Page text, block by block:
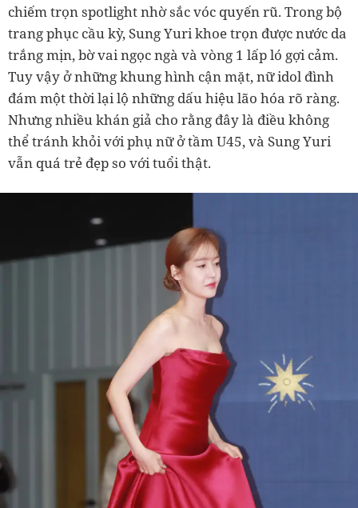
chiếm trọn spotlight nhờ sắc vóc quyến rũ. Trong bộ
trang phục cầu kỳ, Sung Yuri khoe trọn được nước da
trắng mịn, bờ vai ngọc ngà và vòng 1 lấp ló gợi cảm.
Tuy vậy ở những khung hình cận mặt, nữ idol đình
đám một thời lại lộ những dấu hiệu lão hóa rõ ràng.
Nhưng nhiều khán giả cho rằng đây là điều không
thể tránh khỏi với phụ nữ ở tầm U45, và Sung Yuri
vẫn quá trẻ đẹp so với tuổi thật.